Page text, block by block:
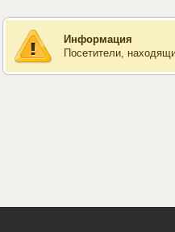
Информация
Посетители,